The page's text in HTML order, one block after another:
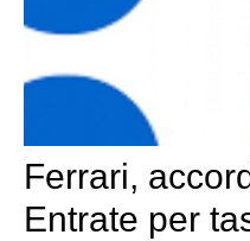
Ferrari,
Entrate per